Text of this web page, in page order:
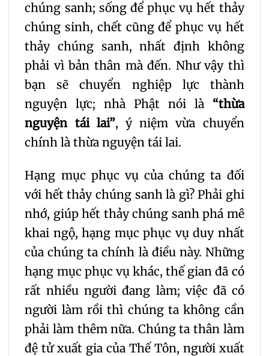
chúng sanh; sống để phục vụ hết thảy
chúng sinh, chết cũng để phục vụ hết
thảy chúng sanh, nhất định không
phải vì bản thân mà đến. Như vậy thì
bạn sẽ chuyển nghiệp lực thành
nguyện lực; nhà Phật nói là “thừa
nguyện tái lai”, ý niệm vừa chuyển
chính là thừa nguyện tái lai.
Hạng mục phục vụ của chúng ta đối
với hết thảy chúng sanh là gì? Phải ghi
nhớ, giúp hết thảy chúng sanh phá mê
khai ngộ, hạng mục phục vụ duy nhất
của chúng ta chính là điều này. Những
hạng mục phục vụ khác, thế gian đã có
rất nhiều người đang làm; việc đã có
người làm rồi thì chúng ta không cần
phải làm thêm nữa. Chúng ta thân làm
đệ tử xuất gia của Thế Tôn, người xuất